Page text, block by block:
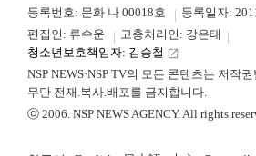
등록번호: 문화 나 00018호
등록일자:
편집인: 류수운
고충처리인: 강은태
청소년보호책임자: 김승철 launch
NSP NEWS·NSP TV의 모든 콘텐츠는 저작
무단 전재.복사.배포를 금지합니다.
ⓒ 2006. NSP NEWS AGENCY. All rights